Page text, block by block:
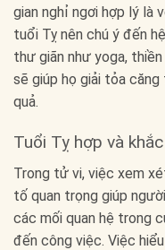
gian nghỉ ngơi hợp lý là
tuổi Tỵ nên chú ý đến
thư giãn như yoga,
sẽ giúp họ giải tỏa
quả.
Tuổi Tỵ hợp và
Trong tử vi, việc xem
tố quan trọng giúp
các mối quan hệ trong
đến công việc. Việc